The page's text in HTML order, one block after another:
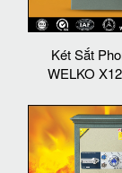
Két Sắt
WELKO